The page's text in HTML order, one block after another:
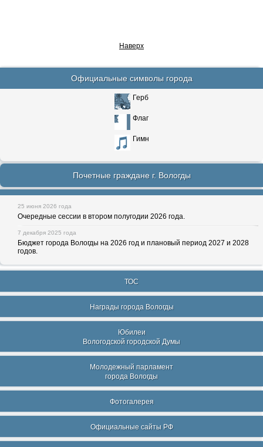
Наверх
Официальные символы города
Герб
Флаг
Гимн
Почетные граждане г. Вологды
25 июня 2026 года
Очередные сессии в втором полугодии 2026 года.
7 декабря 2025 года
Бюджет города Вологды на 2026 год и плановый период 2027 и 2028
годов.
ТОС
Награды города Вологды
Юбилеи
Вологодской городской Думы
Молодежный парламент
города Вологды
Фотогалерея
Официальные сайты РФ